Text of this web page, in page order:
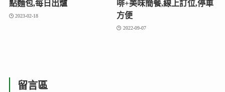
點麵包,每日出爐
2023-02-18
啡+美味簡餐,線上訂位,停車
方便
2022-09-07
留言區